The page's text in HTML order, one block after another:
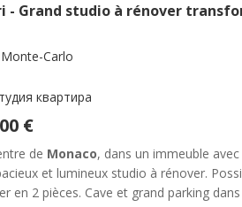
- Grand studio à rénover
Carlo
квартира
€
de Monaco, dans un immeuble
et lumineux studio à rénover.
en 2 pièces. Cave et grand parking